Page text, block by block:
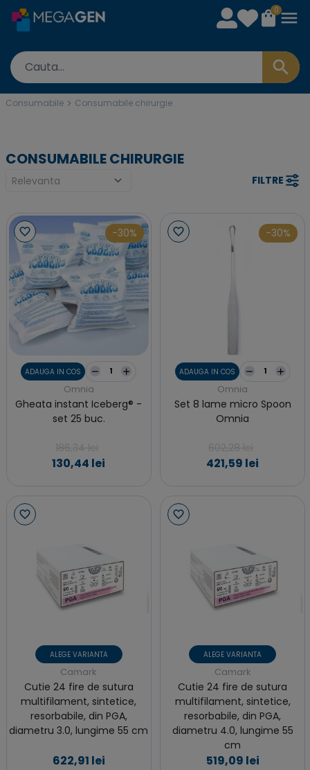
0
Consumabile Consumabile chirurgie
CONSUMABILE CHIRURGIE
FILTRE
-30%
ADAUGA IN COS
Omnia
Gheata instant Iceberg® -
set 25 buc.
130,44 lei
-30%
ADAUGA IN COS
Omnia
Set 8 lame micro Spoon
Omnia
421,59 lei
ALEGE VARIANTA
Camark
Cutie 24 fire de sutura
multifilament, sintetice,
resorbabile, din PGA,
diametru 3.0, lungime 55 cm
622,91 lei
ALEGE VARIANTA
Camark
Cutie 24 fire de sutura
multifilament, sintetice,
resorbabile, din PGA,
diametru 4.0, lungime 55
cm
519,09 lei